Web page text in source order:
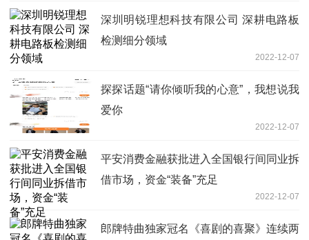
深圳明锐理想科技有限公司 深耕电路板
检测细分领域
2022-12-07
探探话题“请你倾听我的心意”，我想说我
爱你
2022-12-07
平安消费金融获批进入全国银行间同业拆
借市场，资金“装备”充足
2022-12-07
郎牌特曲独家冠名《喜剧的喜聚》连续两